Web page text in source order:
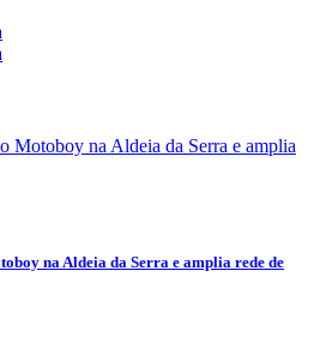
na Aldeia da Serra e amplia rede de